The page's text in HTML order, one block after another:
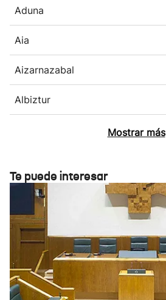
Aduna
Aia
Aizarnazabal
Albiztur
Mostrar más
Te puede interesar